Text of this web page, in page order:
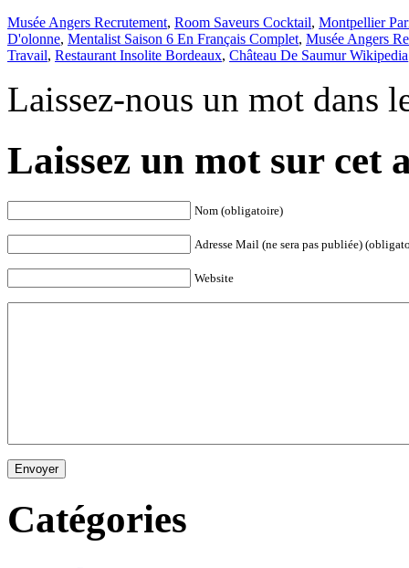
Musée Angers Recrutement, Room Saveurs Cocktail, Montpellier
D'olonne, Mentalist Saison 6 En Français Complet, Musée Angers
Travail, Restaurant Insolite Bordeaux, Château De Saumur Wikipedia
Laissez-nous un mot dans
Laissez un mot sur cet
Nom (obligatoire)
Adresse Mail (ne sera pas publiée)
Website
Envoyer
Catégories